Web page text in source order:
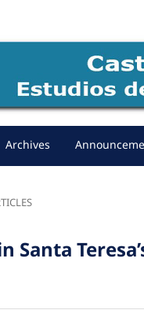
Archives
Santa